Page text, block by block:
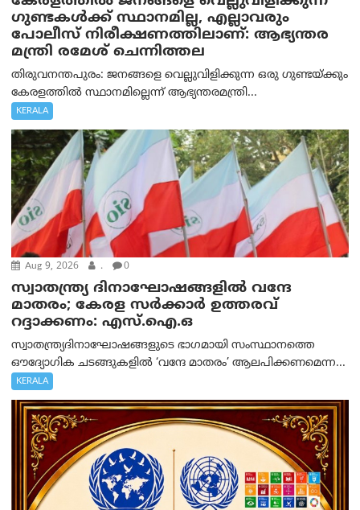
ഗുണ്ടകൾക്ക് സ്ഥാനമില്ല, എല്ലാവരും
പോലീസ് നിരീക്ഷണത്തിലാണ്: ആഭ്യന്തര
മന്ത്രി രമേശ് ചെന്നിത്തല
തിരുവനന്തപുരം: ജനങ്ങളെ വെല്ലുവിളിക്കുന്ന ഒരു ഗുണ്ടയ്ക്കും
കേരളത്തിൽ സ്ഥാനമില്ലെന്ന് ആഭ്യന്തരമന്ത്രി...
KERALA
Aug 9, 2026 . 0
സ്വാതന്ത്ര്യ ദിനാഘോഷങ്ങളിൽ വന്ദേ
മാതരം; കേരള സർക്കാർ ഉത്തരവ്
റദ്ദാക്കണം: എസ്.ഐ.ഒ
സ്വാതന്ത്ര്യദിനാഘോഷങ്ങളുടെ ഭാഗമായി സംസ്ഥാനത്തെ
ഔദ്യോഗിക ചടങ്ങുകളിൽ ‘വന്ദേ മാതരം’ ആലപിക്കണമെന്ന...
KERALA